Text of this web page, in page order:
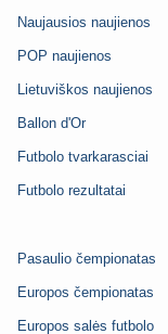
Naujausios naujienos
POP naujienos
Lietuviškos naujienos
Ballon d'Or
Futbolo tvarkarasciai
Futbolo rezultatai
Pasaulio čempionatas
Europos čempionatas
Europos salės futbolo